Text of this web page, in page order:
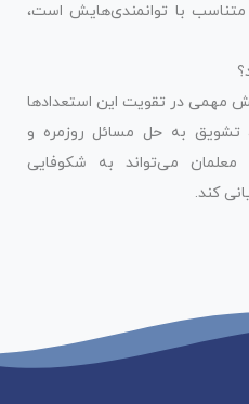
با توانمندی‌هایش است،
مهمی در تقویت این استعدادها
تشویق به حل مسائل روزمره و
می‌تواند به شکوفایی
کند.